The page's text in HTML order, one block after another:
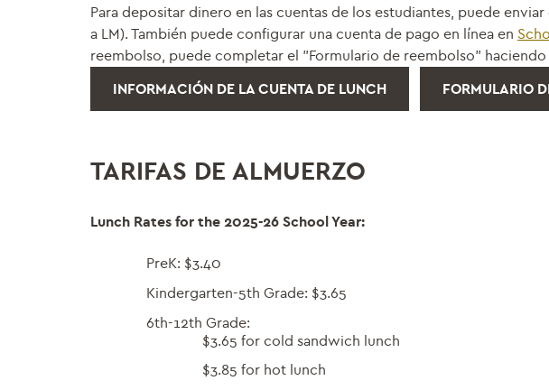
Para depositar dinero en las cuentas de los estudiantes, puede
a LM). También puede configurar una cuenta de pago en línea en
reembolso, puede completar el "Formulario de reembolso"
INFORMACIÓN DE LA CUENTA DE LUNCH
FORMULARIO
TARIFAS DE ALMUERZO
Lunch Rates for the 2025-26 School Year:
PreK: $3.40
Kindergarten-5th Grade: $3.65
6th-12th Grade:
$3.65 for cold sandwich lunch
$3.85 for hot lunch